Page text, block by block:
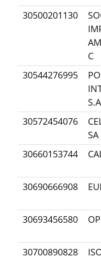
30500201130
C
30544276995
PO
30572454076
SA
30660153744
30690666908
30693456580
30700890828